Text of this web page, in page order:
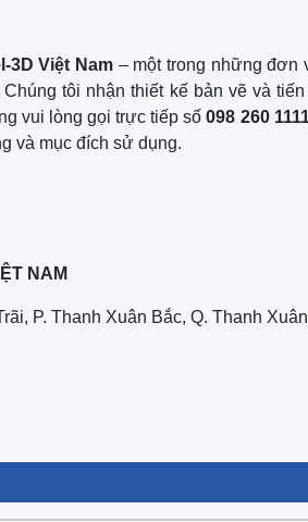
3D Việt Nam – một trong những đơn
tôi nhận thiết kế bản vẽ và
vui lòng gọi trực tiếp số098 260
và mục đích sử dụng.
NAM
P. Thanh Xuân Bắc, Q. Thanh